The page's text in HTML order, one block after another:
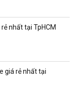
nhất tại TpHCM
giá rẻ nhất tại